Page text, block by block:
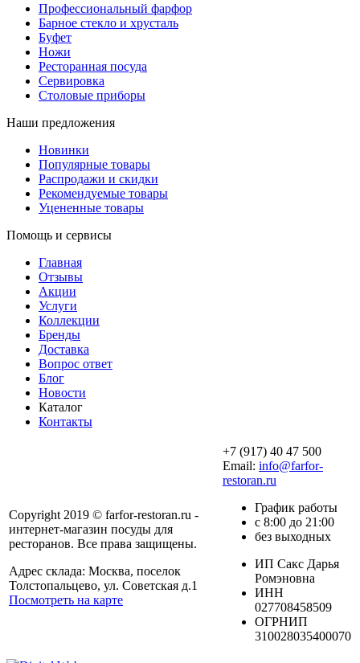
Профессиональный фарфор
Барное стекло и хрусталь
Буфет
Ножи
Ресторанная посуда
Сервировка
Столовые приборы
Наши предложения
Новинки
Популярные товары
Распродажи и скидки
Рекомендуемые товары
Уцененные товары
Помощь и сервисы
Главная
Отзывы
Акции
Услуги
Коллекции
Бренды
Доставка
Вопрос ответ
Блог
Новости
Каталог
Контакты
Copyright 2019 © farfor-restoran.ru -
интернет-магазин посуды для
ресторанов. Все права защищены.
Адрес склада: Москва, поселок
Толстопальцево, ул. Советская д.1
Посмотреть на карте
+7 (917) 40 47 500
Email: info@farfor-
restoran.ru
График работы
с 8:00 до 21:00
без выходных
ИП Сакс Дарья
Ромэновна
ИНН
027708458509
ОГРНИП
310028035400070